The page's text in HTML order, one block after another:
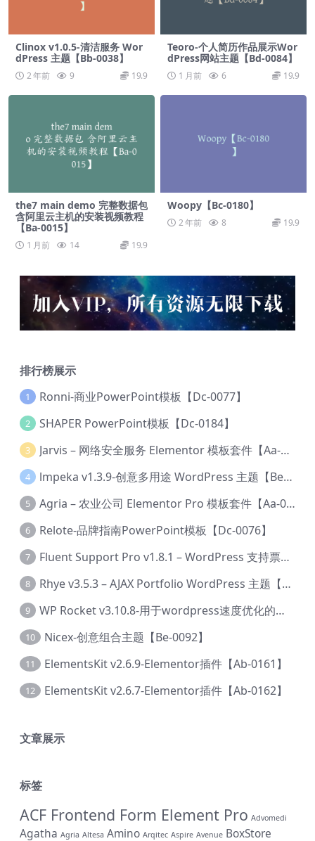
Clinox v1.0.5-清洁服务 Wor
dPress 主题【Bb-0038】
2 年前 9 19.9
Teoro-个人简历作品展示Wor
dPress网站主题【Bd-0084】
1 月前 6 19.9
the7 main demo 完整数据包
含阿里云主机的安装视频教程
【Ba-0015】
1 月前 14 19.9
Woopy【Bc-0180】
2 年前 8 19.9
排行榜展示
1 Ronni-商业PowerPoint模板【Dc-0077】
2 SHAPER PowerPoint模板【Dc-0184】
3 Jarvis – 网络安全服务 Elementor 模板套件【Aa-0035】
4 lmpeka v1.3.9-创意多用途 WordPress 主题【Be-0064】
5 Agria – 农业公司 Elementor Pro 模板套件【Aa-0003】
6 Relote-品牌指南PowerPoint模板【Dc-0076】
7 Fluent Support Pro v1.8.1 – WordPress 支持票务系统【Cc-0041】
8 Rhye v3.5.3 – AJAX Portfolio WordPress 主题【Bi-0049】
9 WP Rocket v3.10.8-用于wordpress速度优化的缓存加速插件【Cd-0019】
10 Nicex-创意组合主题【Be-0092】
11 ElementsKit v2.6.9-Elementor插件【Ab-0161】
12 ElementsKit v2.6.7-Elementor插件【Ab-0162】
文章展示
标签
ACF Frontend Form Element Pro Advomedi
Agatha Agria Altesa Amino Arqitec Aspire Avenue BoxStore